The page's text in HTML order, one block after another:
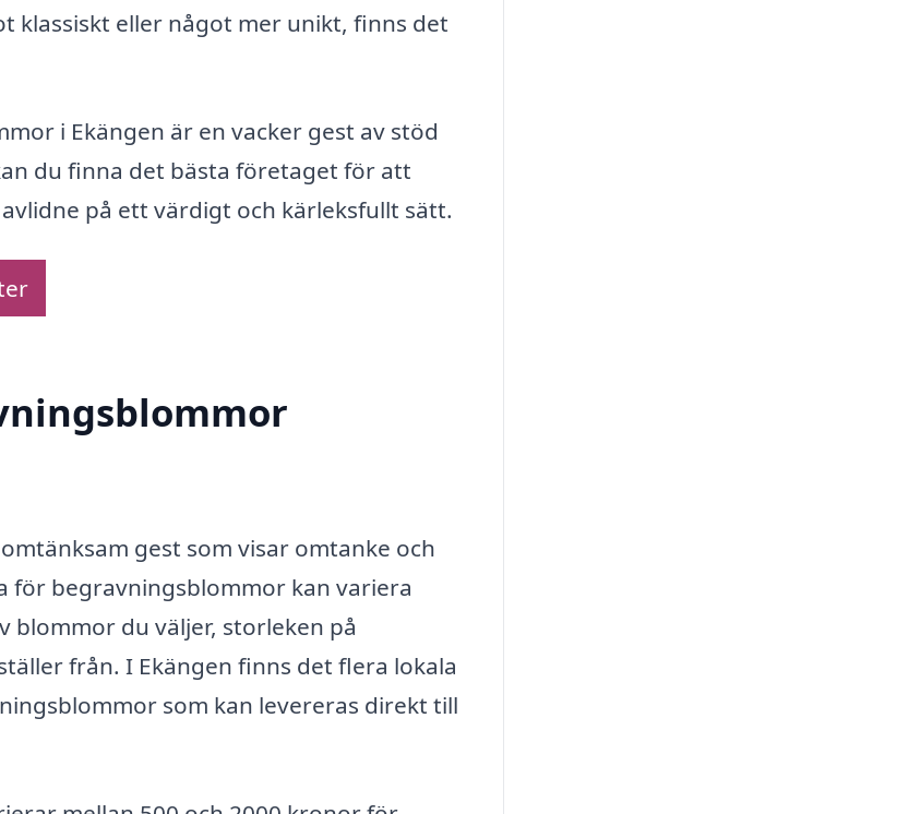
klassiskt eller något mer unikt, finns det
i Ekängen är en vacker gest av stöd
du finna det bästa företaget för att
på ett värdigt och kärleksfullt sätt.
gest som visar omtanke och
för begravningsblommor kan variera
blommor du väljer, storleken på
från. I Ekängen finns det flera lokala
som kan levereras direkt till